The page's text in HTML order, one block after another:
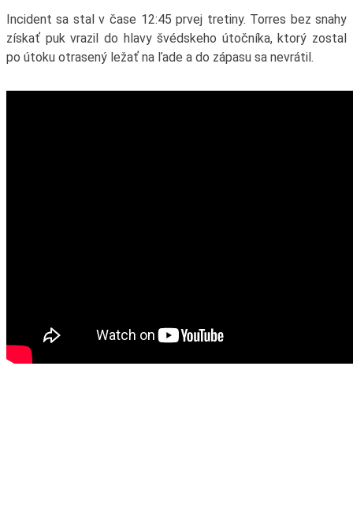
Incident sa stal v čase 12:45 prvej tretiny. Torres bez snahy
získať puk vrazil do hlavy švédskeho útočníka, ktorý zostal
po útoku otrasený ležať na ľade a do zápasu sa nevrátil.